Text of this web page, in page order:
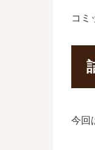
コミ
今回